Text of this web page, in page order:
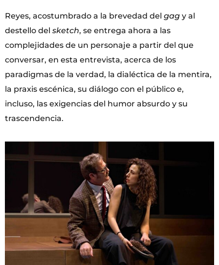
Reyes, acostumbrado a la brevedad del gag y al
destello del sketch, se entrega ahora a las
complejidades de un personaje a partir del que
conversar, en esta entrevista, acerca de los
paradigmas de la verdad, la dialéctica de la mentira,
la praxis escénica, su diálogo con el público e,
incluso, las exigencias del humor absurdo y su
trascendencia.